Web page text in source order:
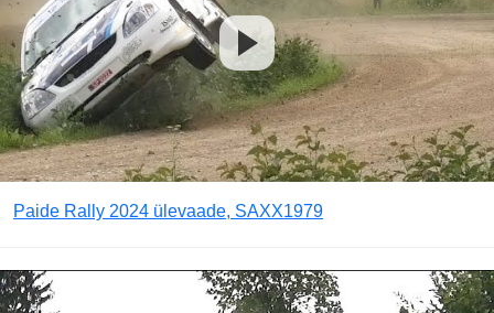
Paide Rally 2024 ülevaade, SAXX1979